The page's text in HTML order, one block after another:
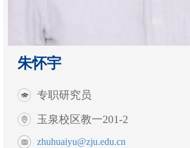
朱怀宇
专职研究员
玉泉校区教一201-2
zhuhuaiyu@zju.edu.cn